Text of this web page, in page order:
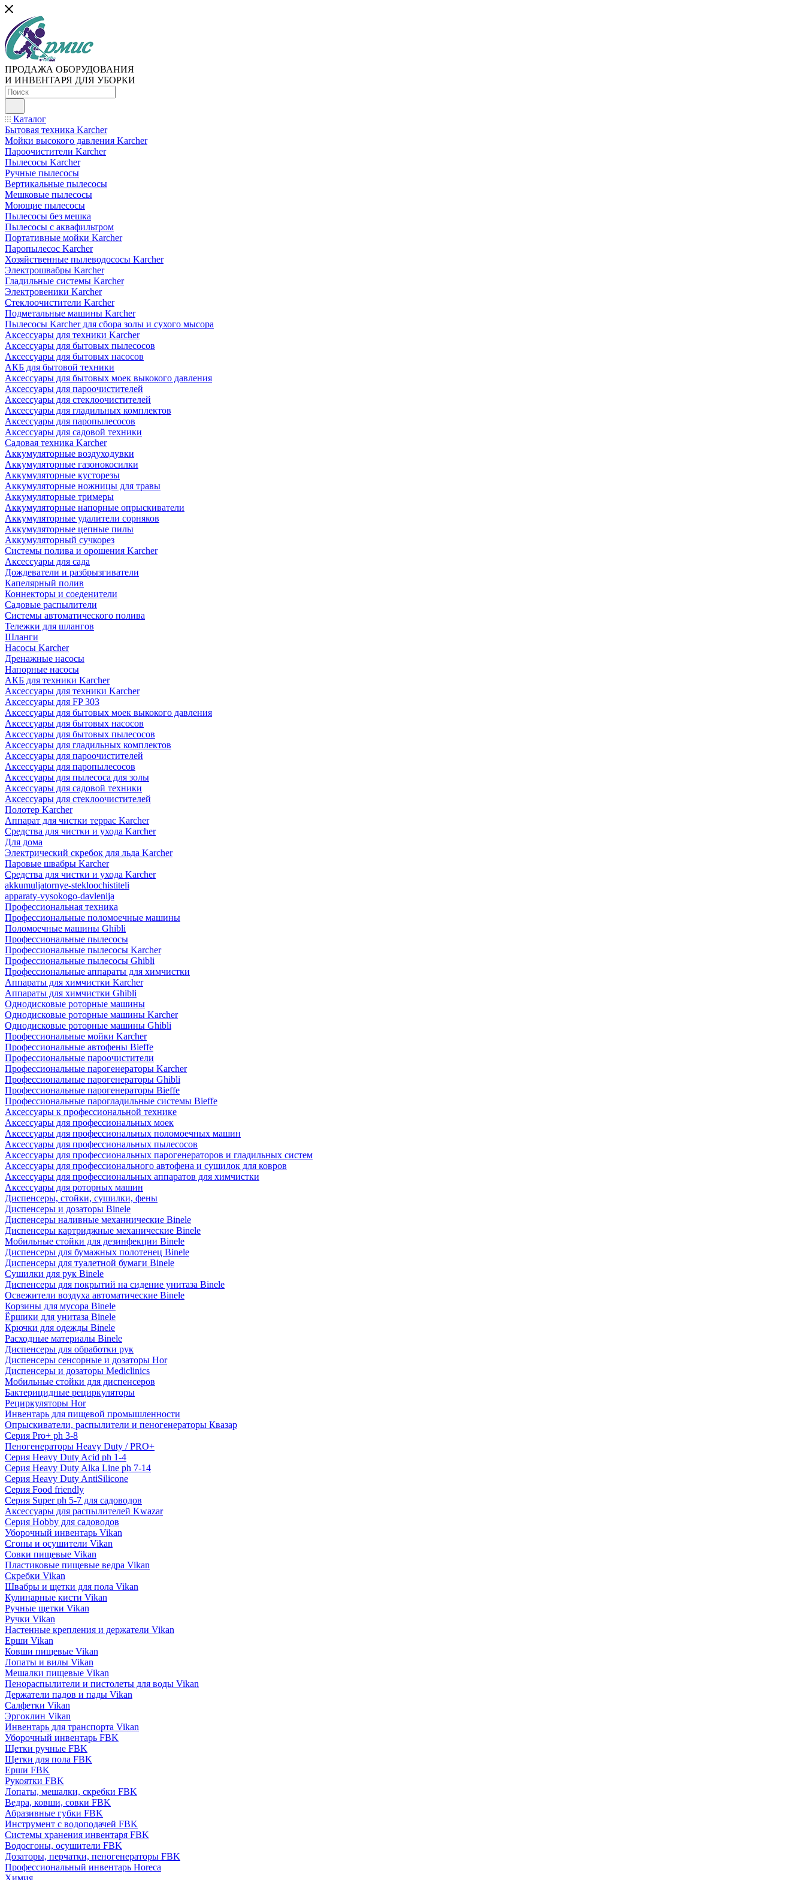
ПРОДАЖА ОБОРУДОВАНИЯ
И ИНВЕНТАРЯ ДЛЯ УБОРКИ
Каталог
Бытовая техника Karcher
Мойки высокого давления Karcher
Пароочистители Karcher
Пылесосы Karcher
Ручные пылесосы
Вертикальные пылесосы
Мешковые пылесосы
Моющие пылесосы
Пылесосы без мешка
Пылесосы с аквафильтром
Портативные мойки Karcher
Паропылесос Karcher
Хозяйственные пылеводососы Karcher
Электрошвабры Karcher
Гладильные системы Karcher
Электровеники Karcher
Стеклоочистители Karcher
Подметальные машины Karcher
Пылесосы Karcher для сбора золы и сухого мысора
Аксессуары для техники Karcher
Аксессуары для бытовых пылесосов
Аксессуары для бытовых насосов
АКБ для бытовой техники
Аксессуары для бытовых моек выкокого давления
Аксессуары для пароочистителей
Аксессуары для стеклоочистителей
Аксессуары для гладильных комплектов
Аксессуары для паропылесосов
Аксессуары для садовой техники
Садовая техника Karcher
Аккумуляторные воздуходувки
Аккумуляторные газонокосилки
Аккумуляторные кусторезы
Аккумуляторные ножницы для травы
Аккумуляторные тримеры
Аккумуляторные напорные опрыскиватели
Аккумуляторные удалители сорняков
Аккумуляторные цепные пилы
Аккумуляторный сучкорез
Системы полива и орошения Karcher
Аксессуары для сада
Дождеватели и разбрызгиватели
Капелярный полив
Коннекторы и соеденители
Садовые распылители
Системы автоматического полива
Тележки для шлангов
Шланги
Насосы Karcher
Дренажные насосы
Напорные насосы
АКБ для техники Karcher
Аксессуары для техники Karcher
Аксессуары для FP 303
Аксессуары для бытовых моек выкокого давления
Аксессуары для бытовых насосов
Аксессуары для бытовых пылесосов
Аксессуары для гладильных комплектов
Аксессуары для пароочистителей
Аксессуары для паропылесосов
Аксессуары для пылесоса для золы
Аксессуары для садовой техники
Аксессуары для стеклоочистителей
Полотер Karcher
Аппарат для чистки террас Karcher
Средства для чистки и ухода Karcher
Для дома
Электрический скребок для льда Karcher
Паровые швабры Karcher
Средства для чистки и ухода Karcher
akkumuljatornye-stekloochistiteli
apparaty-vysokogo-davlenija
Профессиональная техника
Профессиональные поломоечные машины
Поломоечные машины Ghibli
Профессиональные пылесосы
Профессиональные пылесосы Karcher
Профессиональные пылесосы Ghibli
Профессиональные аппараты для химчистки
Аппараты для химчистки Karcher
Аппараты для химчистки Ghibli
Однодисковые роторные машины
Однодисковые роторные машины Karcher
Однодисковые роторные машины Ghibli
Профессиональные мойки Karcher
Профессиональные автофены Bieffe
Профессиональные пароочистители
Профессиональные парогенераторы Karcher
Профессиональные парогенераторы Ghibli
Профессиональные парогенераторы Bieffe
Профессиональные парогладильные системы Bieffe
Аксессуары к профессиональной технике
Аксессуары для профессиональных моек
Аксессуары для профессиональных поломоечных машин
Аксессуары для профессиональных пылесосов
Аксессуары для профессиональных парогенераторов и гладильных систем
Аксессуары для профессионального автофена и сушилок для ковров
Аксессуары для профессиональных аппаратов для химчистки
Аксессуары для роторных машин
Диспенсеры, стойки, сушилки, фены
Диспенсеры и дозаторы Binele
Диспенсеры наливные механнические Binele
Диспенсеры картриджные механические Binele
Мобильные стойки для дезинфекции Binele
Диспенсеры для бумажных полотенец Binele
Диспенсеры для туалетной бумаги Binele
Сушилки для рук Binele
Диспенсеры для покрытий на сидение унитаза Binele
Освежители воздуха автоматические Binele
Корзины для мусора Binele
Ёршики для унитаза Binele
Крючки для одежды Binele
Расходные материалы Binele
Диспенсеры для обработки рук
Диспенсеры сенсорные и дозаторы Hor
Диспенсеры и дозаторы Mediclinics
Мобильные стойки для диспенсеров
Бактерицидные рециркуляторы
Рециркуляторы Hor
Инвентарь для пищевой промышленности
Опрыскиватели, распылители и пеногенераторы Квазар
Серия Pro+ ph 3-8
Пеногенераторы Heavy Duty / PRO+
Серия Heavy Duty Acid ph 1-4
Серия Heavy Duty Alka Line ph 7-14
Серия Heavy Duty AntiSilicone
Серия Food friendly
Серия Super ph 5-7 для садоводов
Аксессуары для распылителей Kwazar
Серия Hobby для садоводов
Уборочный инвентарь Vikan
Сгоны и осушители Vikan
Совки пищевые Vikan
Пластиковые пищевые ведра Vikan
Скребки Vikan
Швабры и щетки для пола Vikan
Кулинарные кисти Vikan
Ручные щетки Vikan
Ручки Vikan
Настенные крепления и держатели Vikan
Ерши Vikan
Ковши пищевые Vikan
Лопаты и вилы Vikan
Мешалки пищевые Vikan
Пенораспылители и пистолеты для воды Vikan
Держатели падов и пады Vikan
Салфетки Vikan
Эргоклин Vikan
Инвентарь для транспорта Vikan
Уборочный инвентарь FBK
Щетки ручные FBK
Щетки для пола FBK
Ерши FBK
Рукоятки FBK
Лопаты, мешалки, скребки FBK
Ведра, ковши, совки FBK
Абразивные губки FBK
Инструмент с водоподачей FBK
Системы хранения инвентаря FBK
Водосгоны, осушители FBK
Дозаторы, перчатки, пеногенераторы FBK
Профессиональный инвентарь Horeca
Химия